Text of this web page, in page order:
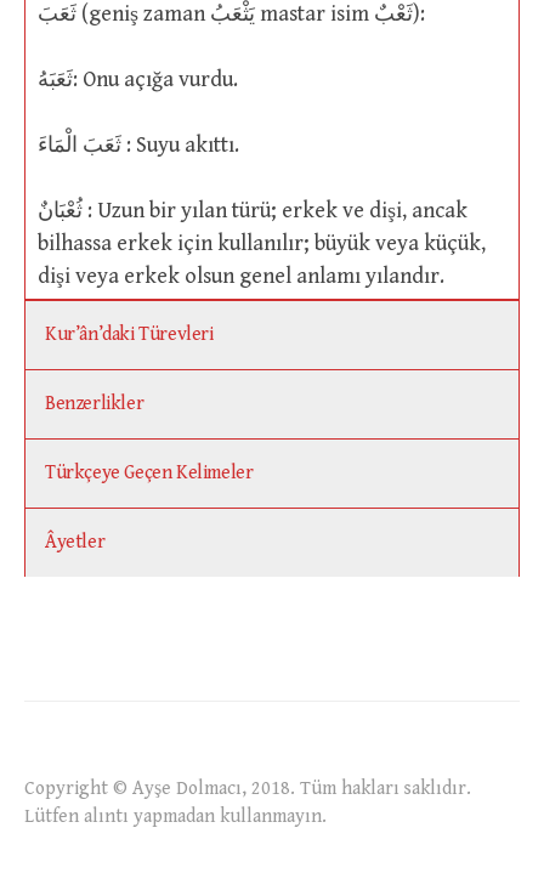
ثَعَبَ (geniş zaman يَثْعَبُ mastar isim ثَعْبٌ):
ثَعَبَهُ: Onu açığa vurdu.
ثَعَبَ الْمَاءَ : Suyu akıttı.
ثُعْبَانٌ : Uzun bir yılan türü; erkek ve dişi, ancak
bilhassa erkek için kullanılır; büyük veya küçük,
dişi veya erkek olsun genel anlamı yılandır.
Kur’ân’daki Türevleri
Benzerlikler
Türkçeye Geçen Kelimeler
Âyetler
Copyright © Ayşe Dolmacı, 2018. Tüm hakları saklıdır.
Lütfen alıntı yapmadan kullanmayın.